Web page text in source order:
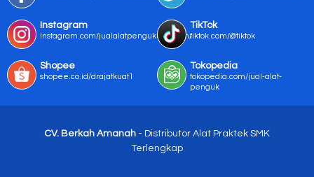
Instagram
instagram.com/jualalatpengukurmurah/
TikTok
tiktok.com/@tiktok
Shopee
shopee.co.id/drajatkuat1
Tokopedia
tokopedia.com/jual-alat-
penguk
CV. Berkah Amanah - Distributor Alat Praktek SMK
Terlengkap